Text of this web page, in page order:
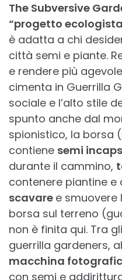
The Subversive
“progetto
è adatta a chi
città semi e piante.
e rendere più
cimenta in Guerrilla
sociale e l’alto stile
spunto anche dal
spionistico, la borsa
contiene semi
durante il cammino,
contenere piantine e
scavare e smuovere
borsa sul terreno
non è finita qui. Tra
guerrilla gardeners,
macchina
con semi e